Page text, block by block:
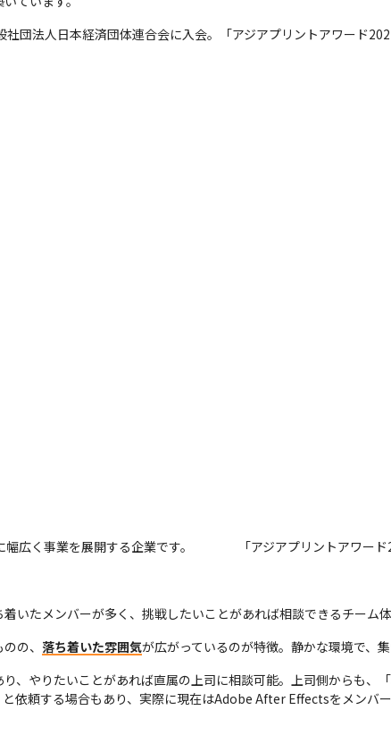
団法人日本経済団体連合会に入会。「アジアプリントアワード
広く事業を展開する企業です。 「アジアプリントアワー
いたメンバーが多く、挑戦したいことがあれば相談できるチーム
の、 落ち着いた雰囲気が広がっているのが特徴。静かな環境で、
り、やりたいことがあれば直属の上司に相談可能。上司側からも、
依頼する場合もあり、実際に現在はAdobe After Effectsをメンバー